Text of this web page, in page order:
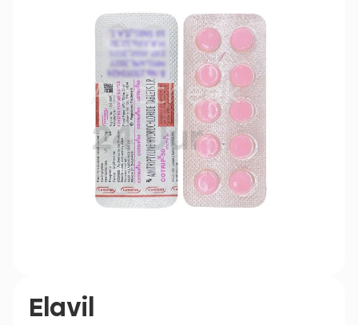
Elavil